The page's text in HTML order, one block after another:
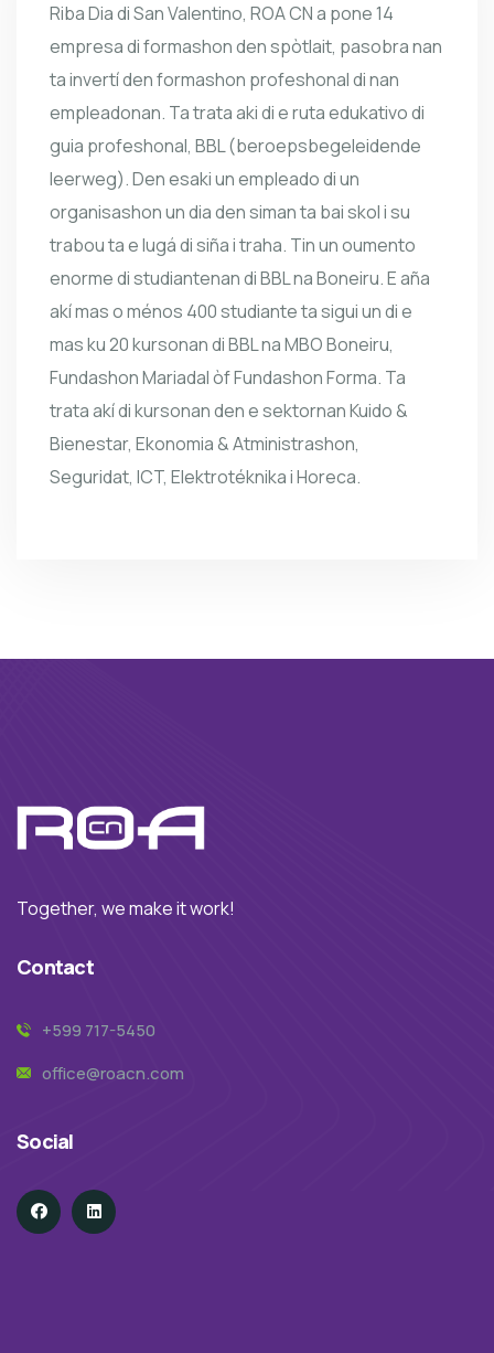
Riba Dia di San Valentino, ROA CN a pone 14
empresa di formashon den spòtlait, pasobra nan
ta invertí den formashon profeshonal di nan
empleadonan. Ta trata aki di e ruta edukativo di
guia profeshonal, BBL (beroepsbegeleidende
leerweg). Den esaki un empleado di un
organisashon un dia den siman ta bai skol i su
trabou ta e lugá di siña i traha. Tin un oumento
enorme di studiantenan di BBL na Boneiru. E aña
akí mas o ménos 400 studiante ta sigui un di e
mas ku 20 kursonan di BBL na MBO Boneiru,
Fundashon Mariadal òf Fundashon Forma. Ta
trata akí di kursonan den e sektornan Kuido &
Bienestar, Ekonomia & Atministrashon,
Seguridat, ICT, Elektrotéknika i Horeca.
Together, we make it work!
Contact
+599 717-5450
office@roacn.com
Social